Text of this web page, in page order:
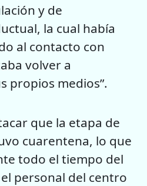
y de
la cual había
al contacto con
volver a
propios medios”.
que la etapa de
cuarentena, lo que
todo el tiempo del
personal del centro